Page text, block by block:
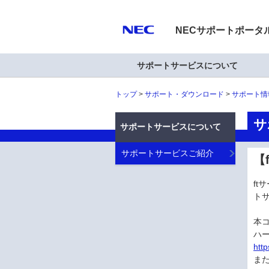
NECサポートポータ
サポートサービスについて
トップ サポート・ダウンロード サポート情
ftサ
ト
本
ハ
ま
サポートサービスについて
サポートサービスご紹介